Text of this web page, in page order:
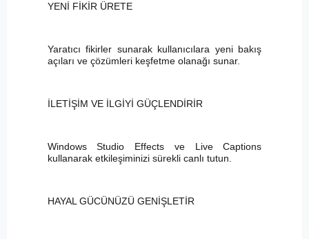
YENİ FİKİR ÜRETE
Yaratıcı fikirler sunarak kullanıcılara yeni bakış
açıları ve çözümleri keşfetme olanağı sunar.
İLETİŞİM VE İLGİYİ GÜÇLENDİRİR
Windows Studio Effects ve Live Captions
kullanarak etkileşiminizi sürekli canlı tutun.
HAYAL GÜCÜNÜZÜ GENİŞLETİR